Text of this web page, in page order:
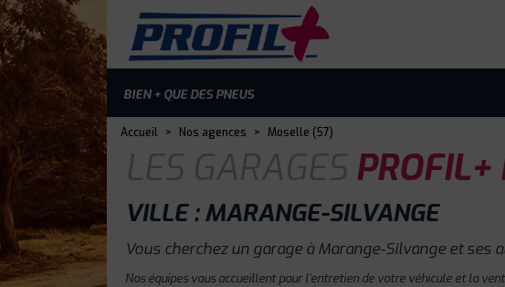
BIEN + QUE DES PNEUS
Accueil > Nos agences > Moselle (57)
LES GARAGESPROFIL+
VILLE : MARANGE-SILVANGE
Vous cherchez un garage à Marange-Silvange et ses
Nos équipes vous accueillent pour l'entretien de votre véhicule et la